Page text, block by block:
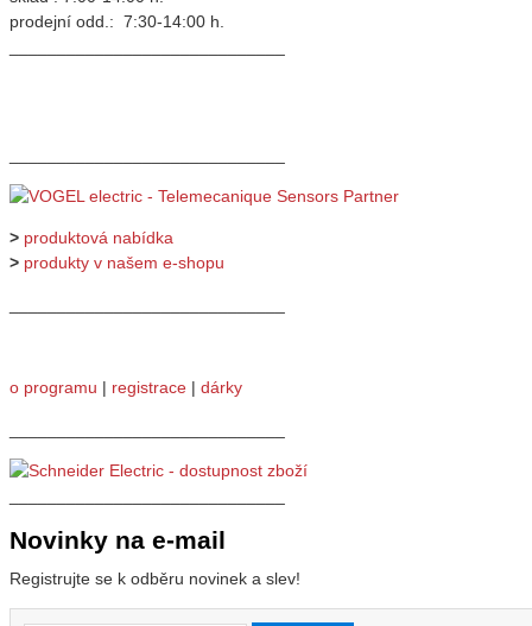
prodejní odd.: 7:30-14:00 h.
> produktová nabídka
> produkty v našem e-shopu
o programu | registrace | dárky
Novinky na e-mail
Registrujte se k odběru novinek a slev!